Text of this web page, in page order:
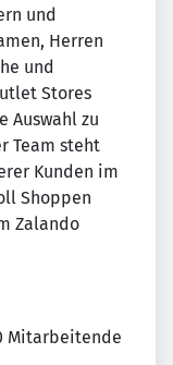
und
Herren
und
Stores
Auswahl zu
Team steht
Kunden im
Shoppen
Zalando
Mitarbeitende